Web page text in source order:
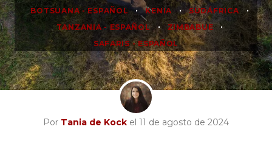
BOTSUANA - ESPAÑOL • KENIA • SUDÁFRICA •
TANZANIA - ESPAÑOL • ZIMBABUE •
SAFARIS - ESPAÑOL
Por Tania de Kock el 11 de agosto de 2024